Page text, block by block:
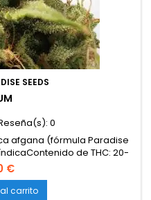
SEEDS
0
afgana (fórmula Paradise
de THC: 20-
en interiorProducción
en exterior: 800-1000
hasta 250-280 cm en
€
carrito